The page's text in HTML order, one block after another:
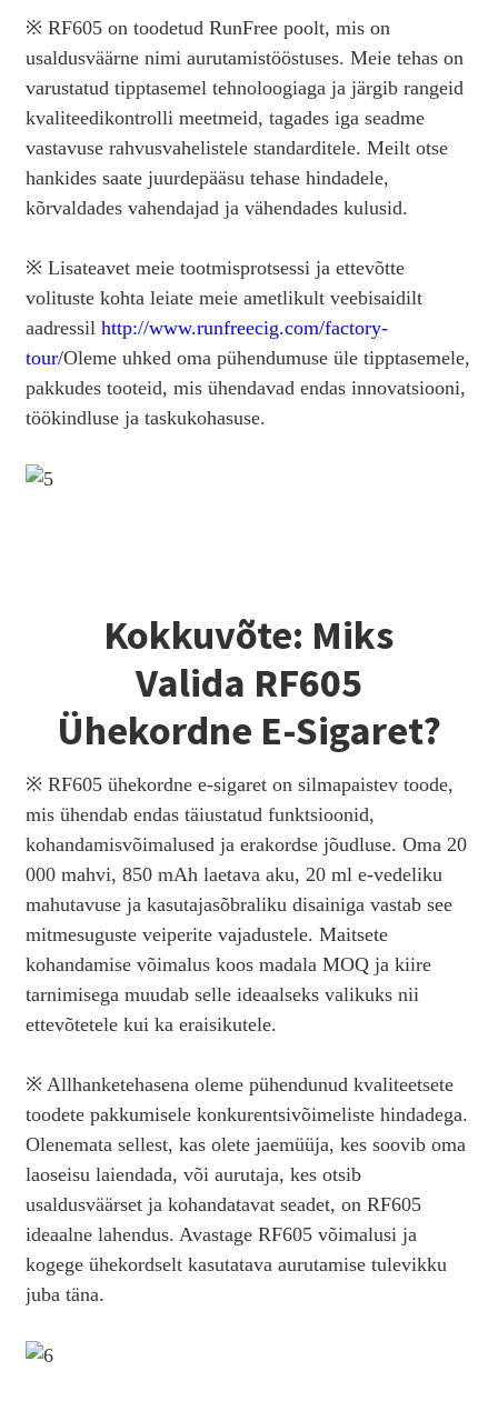
※ RF605 on toodetud RunFree poolt, mis on
usaldusväärne nimi aurutamistööstuses. Meie tehas on
varustatud tipptasemel tehnoloogiaga ja järgib rangeid
kvaliteedikontrolli meetmeid, tagades iga seadme
vastavuse rahvusvahelistele standarditele. Meilt otse
hankides saate juurdepääsu tehase hindadele,
kõrvaldades vahendajad ja vähendades kulusid.
※ Lisateavet meie tootmisprotsessi ja ettevõtte
volituste kohta leiate meie ametlikult veebisaidilt
aadressil http://www.runfreecig.com/factory-
tour/Oleme uhked oma pühendumuse üle tipptasemele,
pakkudes tooteid, mis ühendavad endas innovatsiooni,
töökindluse ja taskukohasuse.
Kokkuvõte: Miks
Valida RF605
Ühekordne E-Sigaret?
※ RF605 ühekordne e-sigaret on silmapaistev toode,
mis ühendab endas täiustatud funktsioonid,
kohandamisvõimalused ja erakordse jõudluse. Oma 20
000 mahvi, 850 mAh laetava aku, 20 ml e-vedeliku
mahutavuse ja kasutajasõbraliku disainiga vastab see
mitmesuguste veiperite vajadustele. Maitsete
kohandamise võimalus koos madala MOQ ja kiire
tarnimisega muudab selle ideaalseks valikuks nii
ettevõtetele kui ka eraisikutele.
※ Allhanketehasena oleme pühendunud kvaliteetsete
toodete pakkumisele konkurentsivõimeliste hindadega.
Olenemata sellest, kas olete jaemüüja, kes soovib oma
laoseisu laiendada, või aurutaja, kes otsib
usaldusväärset ja kohandatavat seadet, on RF605
ideaalne lahendus. Avastage RF605 võimalusi ja
kogege ühekordselt kasutatava aurutamise tulevikku
juba täna.